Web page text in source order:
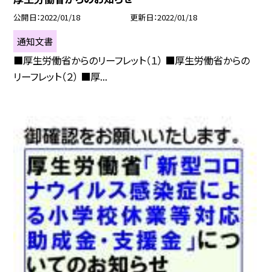
公開日 2022/01/18 更新日 2022/01/18
通知文書
■厚生労働省からのリーフレット（１） ■厚生労働省からの
リーフレット（２） ■厚...